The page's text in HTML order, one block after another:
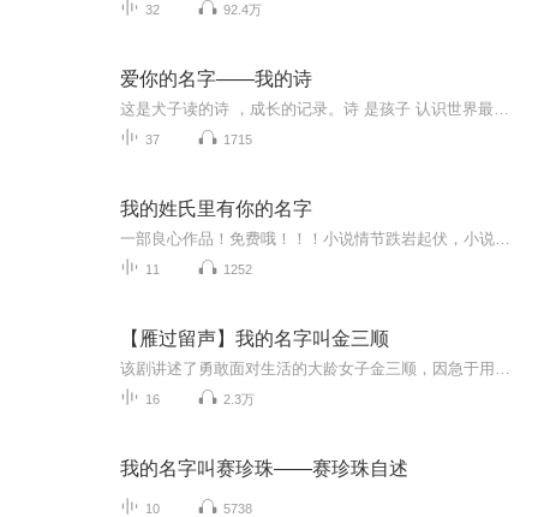
32 92.4万
爱你的名字——我的诗
37 1715
我的姓氏里有你的名字
11 1252
【雁过留声】我的名字叫金三顺
16 2.3万
我的名字叫赛珍珠——赛珍珠自述
10 5738